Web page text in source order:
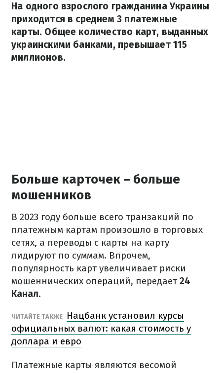
На одного взрослого гражданина Украины
приходится в среднем 3 платежные
карты. Общее количество карт, выданных
украинскими банками, превышает 115
миллионов.
Больше карточек – больше
мошенников
В 2023 году больше всего транзакций по
платежным картам произошло в торговых
сетях, а переводы с карты на карту
лидируют по суммам. Впрочем,
популярность карт увеличивает риски
мошеннических операций, передает24
Канал.
ЧИТАЙТЕ ТАКЖЕ
Нацбанк установил курсы
официальных валют: какая стоимость у
доллара и евро
Платежные карты являются весомой